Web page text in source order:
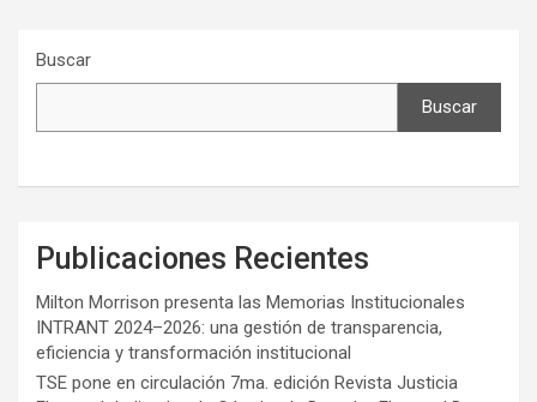
Buscar
Buscar
Publicaciones Recientes
Milton Morrison presenta las Memorias Institucionales
INTRANT 2024–2026: una gestión de transparencia,
eficiencia y transformación institucional
TSE pone en circulación 7ma. edición Revista Justicia